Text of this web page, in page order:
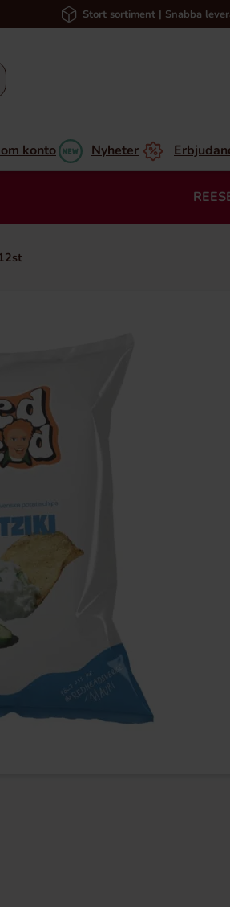
Stort sortiment | Snabba
konto Nyheter
Du
S-Märke Äpple Skum 70g x 14st
Köp Logga in för att handla